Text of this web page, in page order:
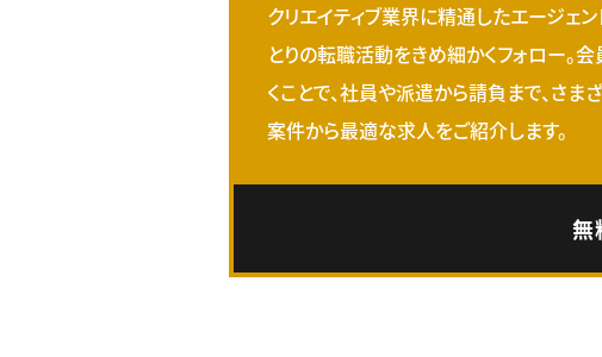
クリエイティブ業界に精通したエージェン
とりの転職活動をきめ細かくフォロー。
くことで、社員や派遣から請負まで、さ
案件から最適な求人をご紹介します。
無